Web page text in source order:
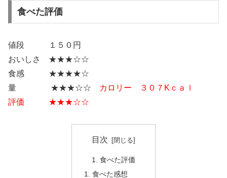
食べた評価
値段 １５０円
おいしさ ★★★☆☆
食感 ★★★★☆
量 ★★★☆☆
カロリー ３０７Kｃａｌ
評価 ★★★☆☆
目次
食べた評価
食べた感想